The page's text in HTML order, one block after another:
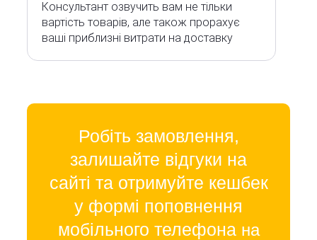
Консультант озвучить вам не тільки
вартість товарів, але також прорахує
ваші приблизні витрати на доставку
Робіть замовлення,
залишайте відгуки на
сайті та отримуйте кешбек
у формі поповнення
мобільного телефона на